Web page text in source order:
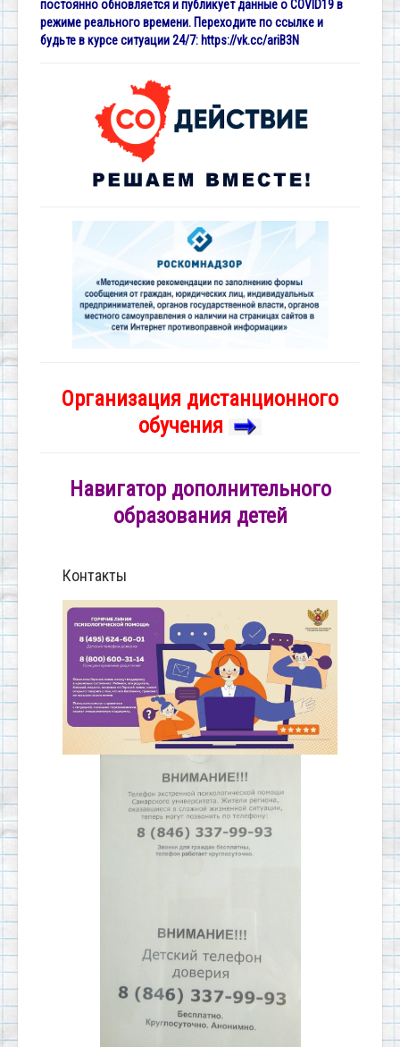
постоянно обновляется и публикует данные о COVID19 в
режиме реального времени. Переходите по ссылке и
будьте в курсе ситуации 24/7: https://vk.cc/ariB3N
Организация дистанционного
обучения
Навигатор дополнительного
образования детей
Контакты